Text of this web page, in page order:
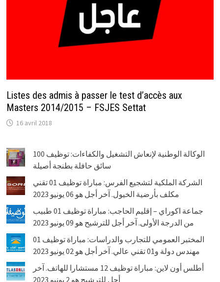
Listes des admis à passer le test d’accès aux
Masters 2014/2015 – FSJES Settat
16 avril 2018
الوكالة الوطنية لإنعاش التشغيل والكفاءات: توظيف 100
سائق حافلة بطنجة أصيلة
الشركة الملكية لتشجيع الفرس: مباراة توظيف 01 تقني
مكلف بأرضية الخيول. آخر أجل هو 06 يونيو 2023
جماعة اكوراي – إقليم الحاجب: مباراة توظيف 01 طبيب
من الدرجة الأولى. آخر أجل للترشيح هو 09 يونيو 2023
المختبر العمومي للتجارب والدراسات: مباراة توظيف 01
مهندس دولة و01 تقني عالي. آخر أجل هو 02 يونيو 2023
أطلس أون لاين: مباراة توظيف 12 مستشارا للهاتف. آخر
أجل للترشيح هو 2 يونيو 2023